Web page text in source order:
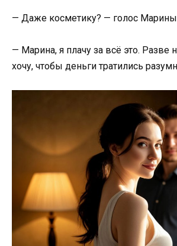
— Даже косметику? — голос Марины
— Марина, я плачу за всё это. Разве
хочу, чтобы деньги тратились